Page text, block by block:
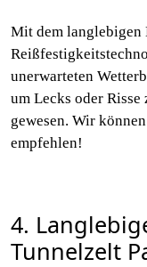
Mit dem langlebigen
unerwarteten
um Lecks oder
gewesen. Wir
empfehlen!
4.
Tunnelzelt